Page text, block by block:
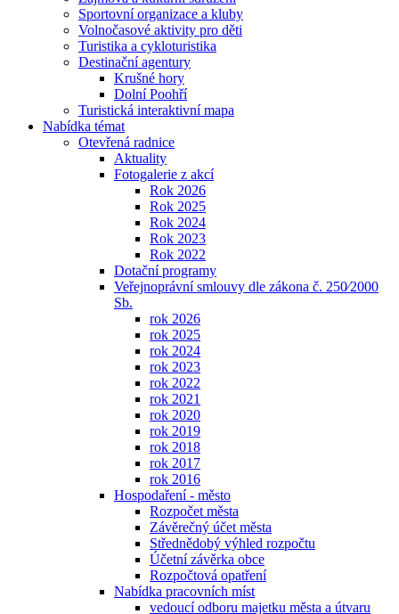
Sportovní organizace a kluby
Volnočasové aktivity pro děti
Turistika a cykloturistika
Destinační agentury
Krušné hory
Dolní Poohří
Turistická interaktivní mapa
Nabídka témat
Otevřená radnice
Aktuality
Fotogalerie z akcí
Rok 2026
Rok 2025
Rok 2024
Rok 2023
Rok 2022
Dotační programy
Veřejnoprávní smlouvy dle zákona č. 250⁄2000
Sb.
rok 2026
rok 2025
rok 2024
rok 2023
rok 2022
rok 2021
rok 2020
rok 2019
rok 2018
rok 2017
rok 2016
Hospodaření - město
Rozpočet města
Závěrečný účet města
Střednědobý výhled rozpočtu
Účetní závěrka obce
Rozpočtová opatření
Nabídka pracovních míst
vedoucí odboru majetku města a útvaru